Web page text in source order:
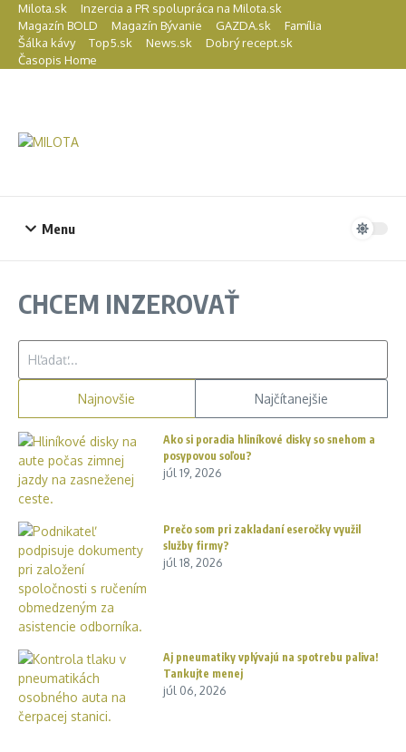
Preskočiť na obsah
Milota.sk
Inzercia a PR spolupráca na Milota.sk
Magazín BOLD
Magazín Bývanie GAZDA.sk
Família
Šálka kávy
Top5.sk News.sk
Dobrý recept.sk
Časopis Home
Menu
CHCEM INZEROVAŤ
Najnovšie Najčítanejšie
Ako si poradia hliníkové disky so snehom a
posypovou soľou?
júl 19, 2026
Prečo som pri zakladaní eseročky využil
služby firmy?
júl 18, 2026
Aj pneumatiky vplývajú na spotrebu paliva!
Tankujte menej
júl 06, 2026